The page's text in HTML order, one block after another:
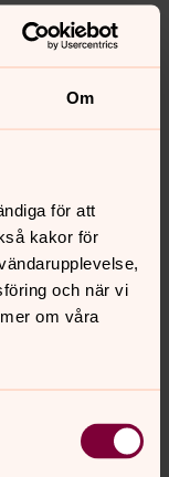
Om
för att
kakor för
och när vi
om våra
kyrkogården.
om det ska
inte har
som
både praktiska
uppgifter om
hjälper till när